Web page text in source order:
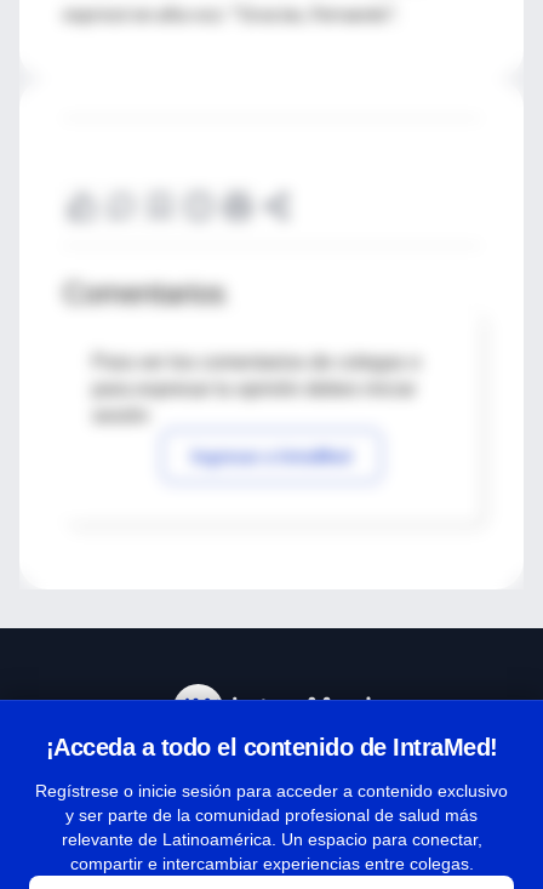
expresó en alta voz: "Gracias, Fernando".
Comentarios
Para ver los comentarios de colegas o
Ingresar a IntraMed
¡Acceda a todo el contenido de IntraMed!
Regístrese o inicie sesión para acceder a contenido exclusivo
y ser parte de la comunidad profesional de salud más
relevante de Latinoamérica. Un espacio para conectar,
compartir e intercambiar experiencias entre colegas.
Términos y condiciones
| Políticas de privacidad